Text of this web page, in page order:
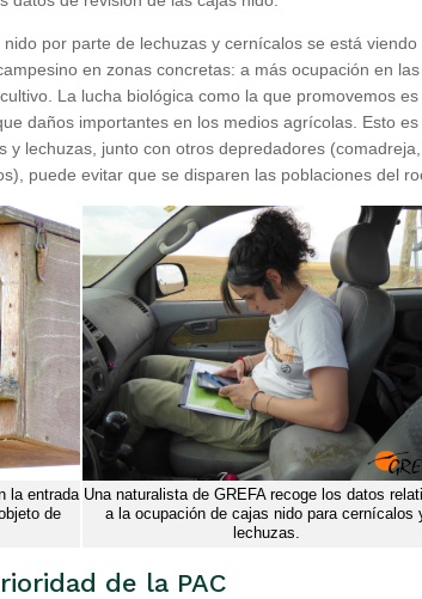
por parte de lechuzas y cernícalos se está
en zonas concretas: a más ocupación en
La lucha biológica como la que promovemos
daños importantes en los medios agrícolas. Esto
y lechuzas, junto con otros depredadores
puede evitar que se disparen las poblaciones del
la entrada
de
Una naturalista de GREFA recoge los datos
a la ocupación de cajas nido para cernícalos
lechuzas.
de la PAC